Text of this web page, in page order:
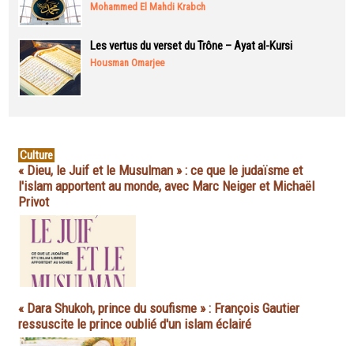
Mohammed El Mahdi Krabch
Les vertus du verset du Trône – Ayat al-Kursi
Housman Omarjee
Culture
« Dieu, le Juif et le Musulman » : ce que le judaïsme et
l'islam apportent au monde, avec Marc Neiger et Michaël
Privot
« Dara Shukoh, prince du soufisme » : François Gautier
ressuscite le prince oublié d'un islam éclairé